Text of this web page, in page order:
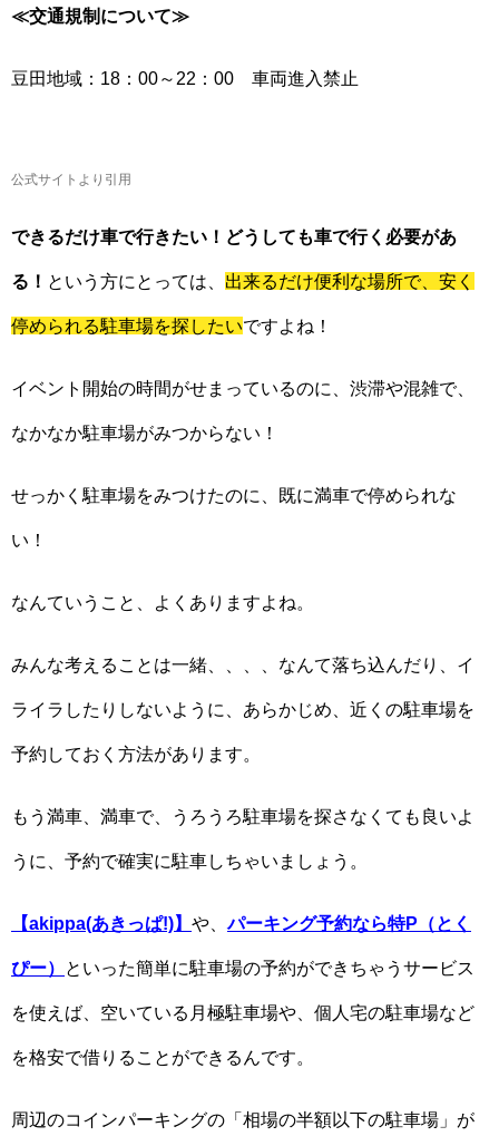
≪交通規制について≫
豆田地域：18：00～22：00 車両進入禁止
公式サイトより引用
できるだけ車で行きたい！どうしても車で行く必要があ
る！ という方にとっては、 出来るだけ便利な場所で、安く
停められる駐車場を探したいですよね！
イベント開始の時間がせまっているのに、渋滞や混雑で、
なかなか駐車場がみつからない！
せっかく駐車場をみつけたのに、既に満車で停められな
い！
なんていうこと、よくありますよね。
みんな考えることは一緒、、、、なんて落ち込んだり、イ
ライラしたりしないように、あらかじめ、近くの駐車場を
予約しておく方法があります。
もう満車、満車で、うろうろ駐車場を探さなくても良いよ
うに、予約で確実に駐車しちゃいましょう。
【akippa(あきっぱ!)】 や、パーキング予約なら特P（とく
ぴー） といった簡単に駐車場の予約ができちゃうサービス
を使えば、空いている月極駐車場や、個人宅の駐車場など
を格安で借りることができるんです。
周辺のコインパーキングの「相場の半額以下の駐車場」が